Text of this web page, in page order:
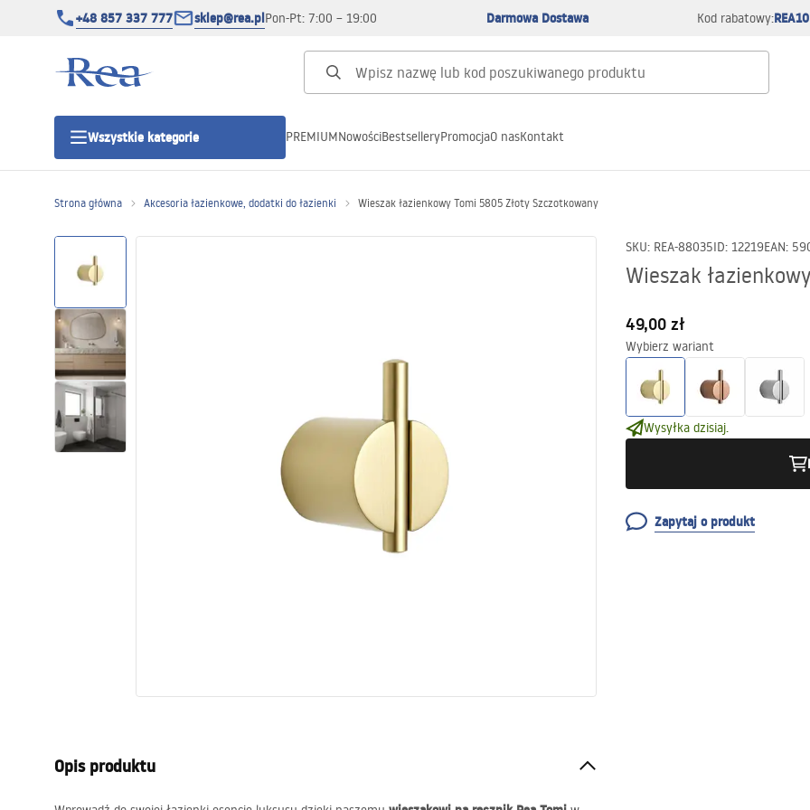
+48 857 337 777 sklep@rea.plPon-Pt: 7:00 – 19:00 Darmowa Dostawa Kod rabatowy:REA10
Wszystkie kategorie
Kategorie produktowe
Kabiny prysznicowe
Brodziki prysznicowe
Odpływy liniowe
Toalety, ubikacje
Akcesoria i meble łazienkowe
PREMIUMNowościBestselleryPromocjaO nasKontakt
Strona główna Akcesoria łazienkowe, dodatki do łazienki Wieszak łazienkowy Tomi 5805 Złoty Szczotkowany
SKU: REA-88035ID: 12219EAN:
Wieszak
49,00 zł
Wybierz wariant
Wysyłka dzisiaj.
Zapytaj o produkt
Opis produktu